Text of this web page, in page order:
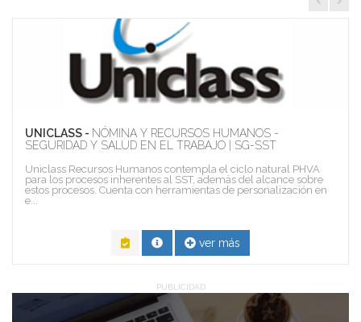
UNICLASS - NÓMINA Y RECURSOS HUMANOS -
SEGURIDAD Y SALUD EN EL TRABAJO | SG-SST
Uniclass Recursos Humanos contempla el ciclo natural PHVA
para los procesos inherentes al SST, además del alcance sobre
estos procesos. Cuenta con herramientas de personalización en
e...
ver más
PUBLICIDAD